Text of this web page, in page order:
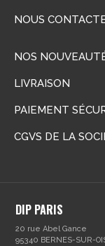
NOUS
NOS
LIVRAISON
PAIEMENT
CGVS DE LA
DIP PARIS
20 rue Abel Gance
95340 BERNES-SUR-